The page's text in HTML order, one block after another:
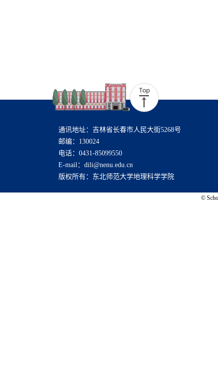
通讯地址：吉林省长春市人民大街5268号
邮编：130024
电话：0431-85099550
E-mail：dili@nenu.edu.cn
版权所有：东北师范大学地理科学学院
©